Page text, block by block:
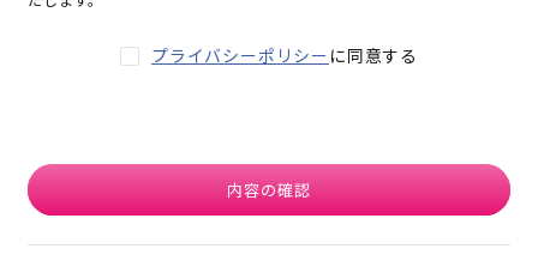
プライバシーポリシー に同意する
内容の確認